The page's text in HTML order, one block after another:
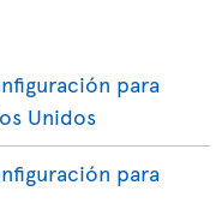
para
Unidos
para